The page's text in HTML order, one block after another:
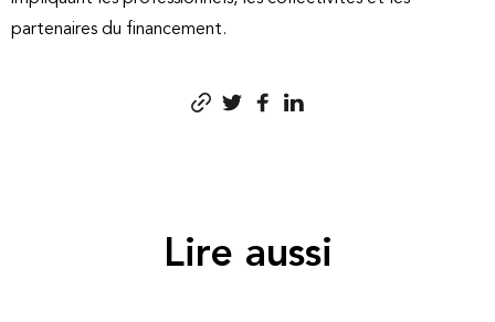
partenaires du financement.
Lire aussi